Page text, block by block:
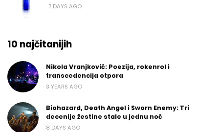
7 DAYS AGO
10 najčitanijih
Nikola Vranjković: Poezija, rokenrol i
transcedencija otpora
3 YEARS AGO
Biohazard, Death Angel i Sworn Enemy: Tri
decenije žestine stale u jednu noć
8 DAYS AGO